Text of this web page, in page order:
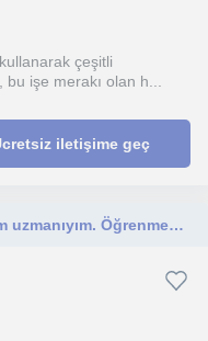
çeşitli
işe merakı olan h...
iletişime geç
10 yıl deneyime sahip görsel tasarım uzmanıyım. Öğrenmeyi ve öğretmeyi seviyorum. Bir çok stajyer eğittim ve meslek sahibi oldular